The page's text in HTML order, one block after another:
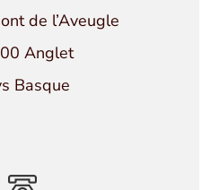
de l’Aveugle
Anglet
Basque